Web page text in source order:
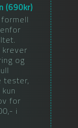
(690kr)
krever
og
tester,
for
i